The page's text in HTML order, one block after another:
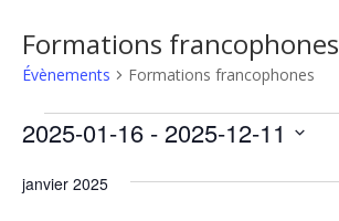
Formations francophones
Évènements Formations francophones
Évènements
2025-01-16 - 2025-12-11
une
janvier 2025